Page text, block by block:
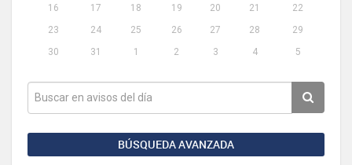
16
17 18 19 20 21
22
23
24 25 26 27 28
29
30
31 1 2 3 4 5
BÚSQUEDA AVANZADA